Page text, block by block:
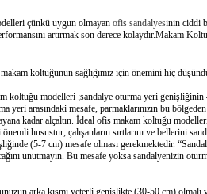
çünkü uygun olmayan ofis sandalyesinin ciddi
artırmak son derece kolaydır.Makam
makam koltuğunun sağlığımız için önemini hiç
koltuğu modelleri ;sandalye oturma yeri genişliğinin
yeri arasındaki mesafe, parmaklarınızın bu
kadar alçaltın. İdeal ofis makam koltuğu
husustur, çalışanların sırtlarını ve bellerini
(5-7 cm) mesafe olması gerekmektedir.
unutmayın. Bu mesafe yoksa sandalyenizin
arka kısmı yeterli genişlikte (30-50 cm)